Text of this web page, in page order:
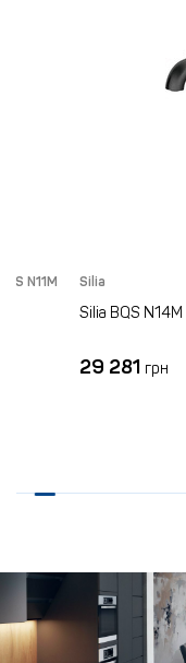
Silia
Silia BQS N14M
29 281 грн